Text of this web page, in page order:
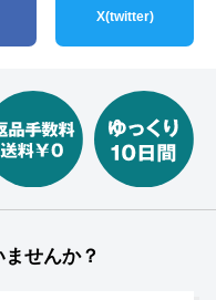
X(twitter)
せんか？